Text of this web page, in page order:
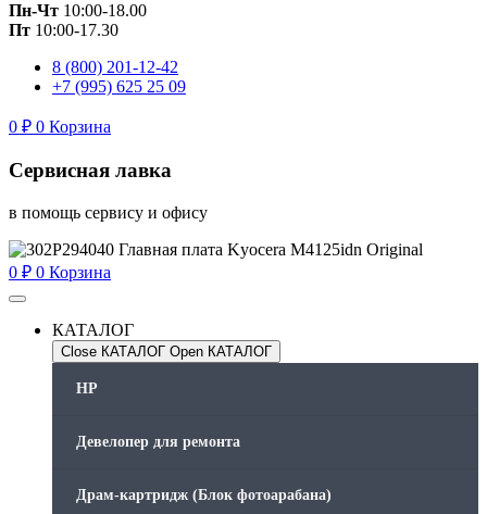
Пн-Чт 10:00-18.00
Пт 10:00-17.30
8 (800) 201-12-42
+7 (995) 625 25 09
0 ₽ 0 Корзина
Сервисная лавка
в помощь сервису и офису
0 ₽ 0 Корзина
КАТАЛОГ
Close КАТАЛОГ Open КАТАЛОГ
HP
Девелопер для ремонта
Драм-картридж (Блок фотоарабана)